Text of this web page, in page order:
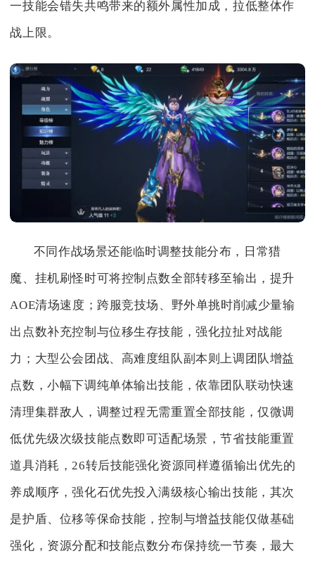
一技能会错失共鸣带来的额外属性加成，拉低整体作
战上限。
不同作战场景还能临时调整技能分布，日常猎
魔、挂机刷怪时可将控制点数全部转移至输出，提升
AOE清场速度；跨服竞技场、野外单挑时削减少量输
出点数补充控制与位移生存技能，强化拉扯对战能
力；大型公会团战、高难度组队副本则上调团队增益
点数，小幅下调纯单体输出技能，依靠团队联动快速
清理集群敌人，调整过程无需重置全部技能，仅微调
低优先级次级技能点数即可适配场景，节省技能重置
道具消耗，26转后技能强化资源同样遵循输出优先的
养成顺序，强化石优先投入满级核心输出技能，其次
是护盾、位移等保命技能，控制与增益技能仅做基础
强化，资源分配和技能点数分布保持统一节奏，最大